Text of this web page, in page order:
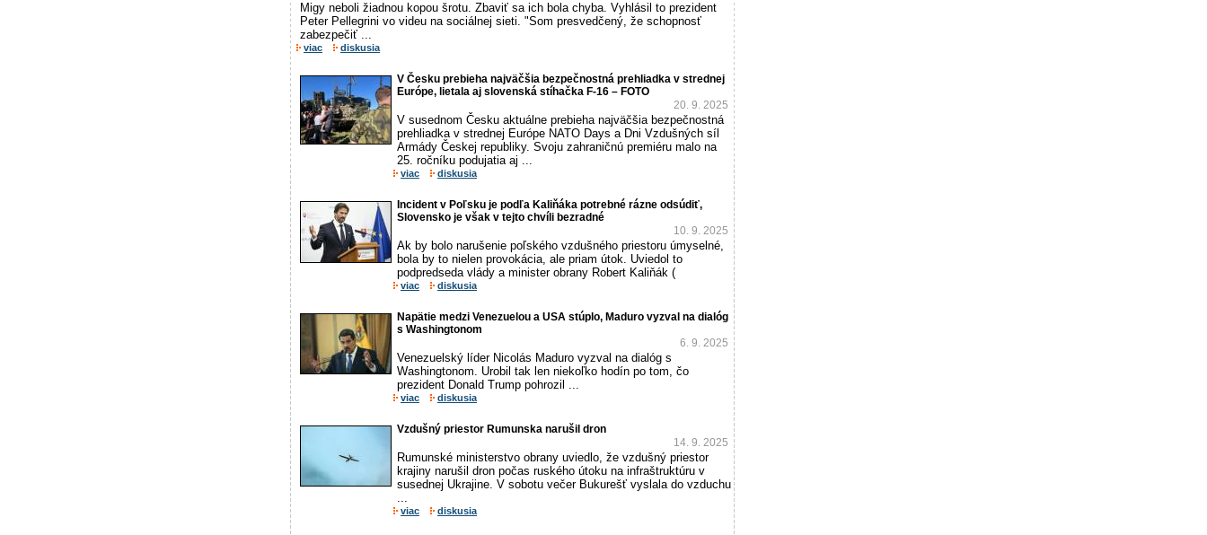
Migy neboli žiadnou kopou šrotu. Zbaviť sa ich bola chyba. Vyhlásil to prezident
Peter Pellegrini vo videu na sociálnej sieti. "Som presvedčený, že schopnosť
zabezpečiť ...
viac diskusia
V Česku prebieha najväčšia bezpečnostná prehliadka v strednej
Európe, lietala aj slovenská stíhačka F-16 – FOTO
20. 9. 2025
V susednom Česku aktuálne prebieha najväčšia bezpečnostná
prehliadka v strednej Európe NATO Days a Dni Vzdušných síl
Armády Českej republiky. Svoju zahraničnú premiéru malo na
25. ročníku podujatia aj ...
viac diskusia
Incident v Poľsku je podľa Kaliňáka potrebné rázne odsúdiť,
Slovensko je však v tejto chvíli bezradné
10. 9. 2025
Ak by bolo narušenie poľského vzdušného priestoru úmyselné,
bola by to nielen provokácia, ale priam útok. Uviedol to
podpredseda vlády a minister obrany Robert Kaliňák (
viac diskusia
Napätie medzi Venezuelou a USA stúplo, Maduro vyzval na dialóg
s Washingtonom
6. 9. 2025
Venezuelský líder Nicolás Maduro vyzval na dialóg s
Washingtonom. Urobil tak len niekoľko hodín po tom, čo
prezident Donald Trump pohrozil ...
viac diskusia
Vzdušný priestor Rumunska narušil dron
14. 9. 2025
Rumunské ministerstvo obrany uviedlo, že vzdušný priestor
krajiny narušil dron počas ruského útoku na infraštruktúru v
susednej Ukrajine. V sobotu večer Bukurešť vyslala do vzduchu
...
viac diskusia